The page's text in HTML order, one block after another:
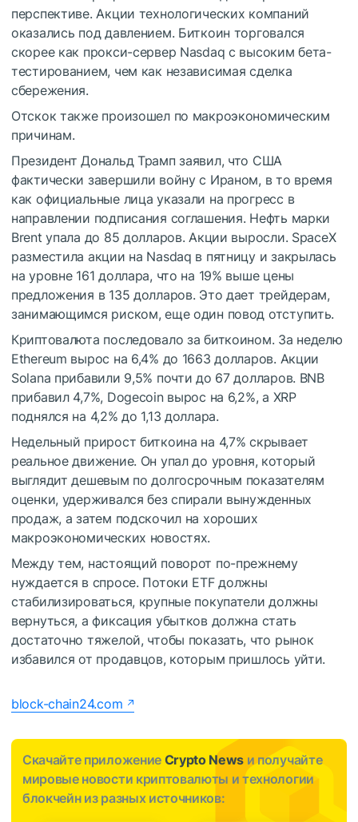
перспективе. Акции технологических компаний
оказались под давлением. Биткоин торговался
скорее как прокси-сервер Nasdaq с высоким бета-
тестированием, чем как независимая сделка
сбережения.
Отскок также произошел по макроэкономическим
причинам.
Президент Дональд Трамп заявил, что США
фактически завершили войну с Ираном, в то время
как официальные лица указали на прогресс в
направлении подписания соглашения. Нефть марки
Brent упала до 85 долларов. Акции выросли. SpaceX
разместила акции на Nasdaq в пятницу и закрылась
на уровне 161 доллара, что на 19% выше цены
предложения в 135 долларов. Это дает трейдерам,
занимающимся риском, еще один повод отступить.
Криптовалюта последовало за биткоином. За неделю
Ethereum вырос на 6,4% до 1663 долларов. Акции
Solana прибавили 9,5% почти до 67 долларов. BNB
прибавил 4,7%, Dogecoin вырос на 6,2%, а XRP
поднялся на 4,2% до 1,13 доллара.
Недельный прирост биткоина на 4,7% скрывает
реальное движение. Он упал до уровня, который
выглядит дешевым по долгосрочным показателям
оценки, удерживался без спирали вынужденных
продаж, а затем подскочил на хороших
макроэкономических новостях.
Между тем, настоящий поворот по-прежнему
нуждается в спросе. Потоки ETF должны
стабилизироваться, крупные покупатели должны
вернуться, а фиксация убытков должна стать
достаточно тяжелой, чтобы показать, что рынок
избавился от продавцов, которым пришлось уйти.
block-chain24.com
Скачайте приложение Crypto News и получайте
мировые новости криптовалюты и технологии
блокчейн из разных источников: